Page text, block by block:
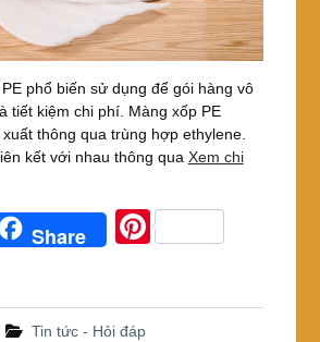
phổ biến sử dụng để gói hàng vô
tiết kiệm chi phí. Màng xốp PE
thông qua trùng hợp ethylene.
kết với nhau thông qua Xem chi
Share
Pi
er
Tin tức - Hỏi đáp